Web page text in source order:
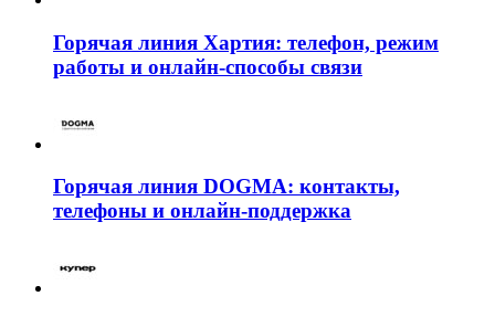
Горячая линия Хартия: телефон, режим
работы и онлайн-способы связи
Горячая линия DOGMA: контакты,
телефоны и онлайн-поддержка